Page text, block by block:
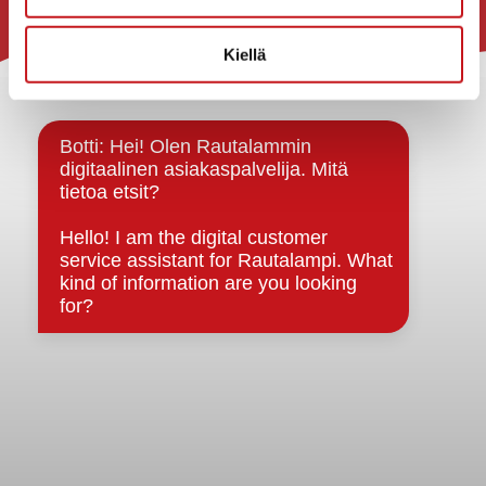
Kiellä
Rautalammin kunta
Kuntainfo
Strategiat, ohjelmat, ohjeet, suunnitelmat, säännöt ja
sopimukset
Asiakirjajulkisuuskuvaus
Saavutettavuusseloste
Tietosuoja